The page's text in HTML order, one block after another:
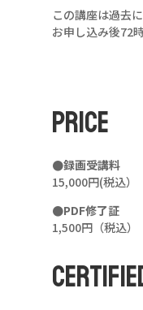
この講座は過去
お申し込み後72
PRICE
●録画受講料
15,000円(税込）
●PDF修了証
1,500円（税込）